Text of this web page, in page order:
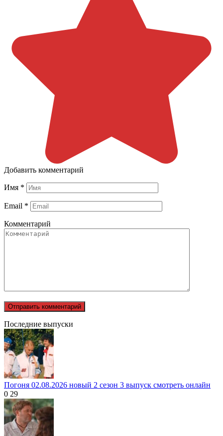
Добавить комментарий
Имя *
Email *
Комментарий
Последние выпуски
Погоня 02.08.2026 новый 2 сезон 3 выпуск смотреть онлайн
0 29